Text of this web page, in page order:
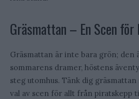
Gräsmattan – En Scen
Gräsmattan är inte bara grön; den
sommarens dramer, höstens
steg utomhus. Tänk dig
val av scen för allt från piratskepp